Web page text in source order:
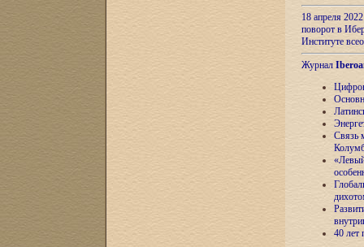
18 апреля
поворот в
Институте
Журнал
Связь
40 лет